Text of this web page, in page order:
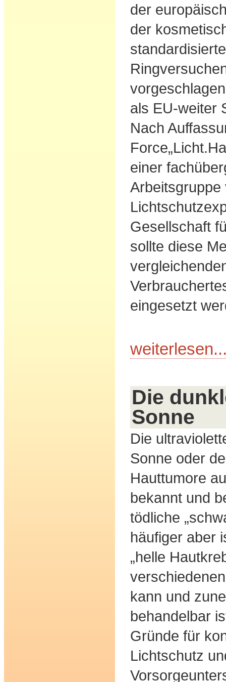
der
der
als EU-weiter
Nach
einer
Arbeitsgruppe
Gesellschaft
sollte diese
eingesetzt
Die
Sonne
Die
Sonne oder
Hauttumore
bekannt und
tödliche
häufiger aber
„helle
kann und
behandelbar
Gründe für
Lichtschutz